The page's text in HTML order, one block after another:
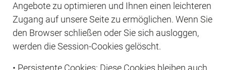
Angebote zu optimieren und Ihnen einen leichteren
Zugang auf unsere Seite zu ermöglichen. Wenn Sie
den Browser schließen oder Sie sich ausloggen,
werden die Session-Cookies gelöscht.
• Persistente Cookies: Diese Cookies bleiben auch